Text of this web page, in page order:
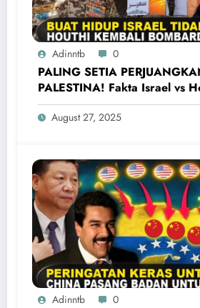
Adinntb 0
PALING SETIA
PALESTINA! Fakta Israel vs
Yaman Kembali Saling Balas
August 27, 2025
Adinntb 0